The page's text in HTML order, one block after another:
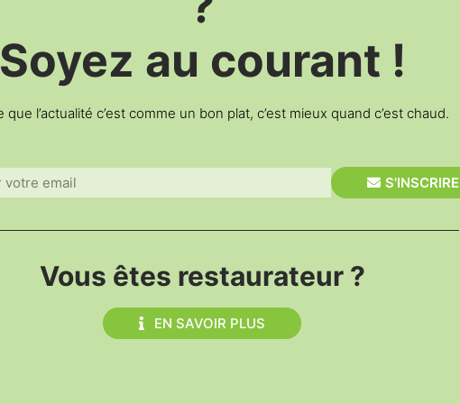
au courant !
que l’actualité c’est comme un bon plat, c’est mieux quand c’est chaud.
S'INSCRIRE
Vous êtes restaurateur ?
EN SAVOIR PLUS